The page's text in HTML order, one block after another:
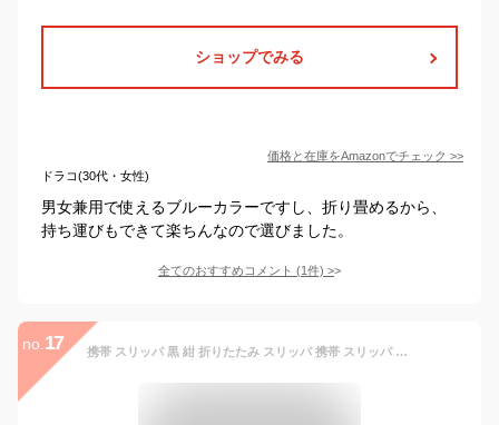
ショップでみる
価格と在庫をAmazonでチェック >>
ドラコ(30代・女性)
男女兼用で使えるブルーカラーですし、折り畳めるから、
持ち運びもできて楽ちんなので選びました。
全てのおすすめコメント (1件) >
no. 17 携帯 スリッパ 黒 紺 折りたたみ スリッパ 携帯 スリッパ 幼稚園 かわいい ルームシューズ パンプス オフィス ポーチ 【meru3】室内履き